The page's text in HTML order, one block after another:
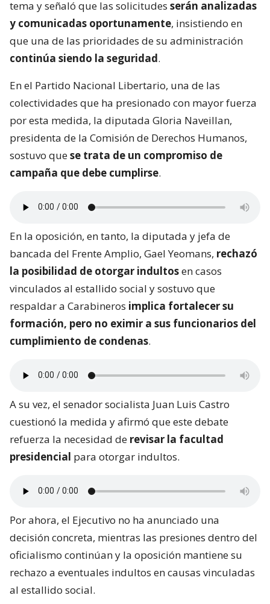
tema y señaló que las solicitudes serán analizadas
y comunicadas oportunamente, insistiendo en
que una de las prioridades de su administración
continúa siendo la seguridad.
En el Partido Nacional Libertario, una de las
colectividades que ha presionado con mayor fuerza
por esta medida, la diputada Gloria Naveillan,
presidenta de la Comisión de Derechos Humanos,
sostuvo quese trata de un compromiso de
campaña que debe cumplirse.
En la oposición, en tanto, la diputada y jefa de
bancada del Frente Amplio, Gael Yeomans, rechazó
la posibilidad de otorgar indultosen casos
vinculados al estallido social y sostuvo que
respaldar a Carabineros implica fortalecer su
formación, pero no eximir a sus funcionarios del
cumplimiento de condenas.
A su vez, el senador socialista Juan Luis Castro
cuestionó la medida y afirmó que este debate
refuerza la necesidad de revisar la facultad
presidencial para otorgar indultos.
Por ahora, el Ejecutivo no ha anunciado una
decisión concreta, mientras las presiones dentro del
oficialismo continúan y la oposición mantiene su
rechazo a eventuales indultos en causas vinculadas
al estallido social.